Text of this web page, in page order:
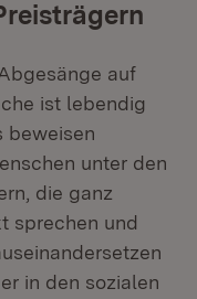
auf
ist lebendig
beweisen
unter den
die ganz
sprechen und
in den sozialen